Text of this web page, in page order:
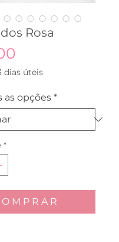
Rosa
dias úteis
as opções *
*
O M P R A R